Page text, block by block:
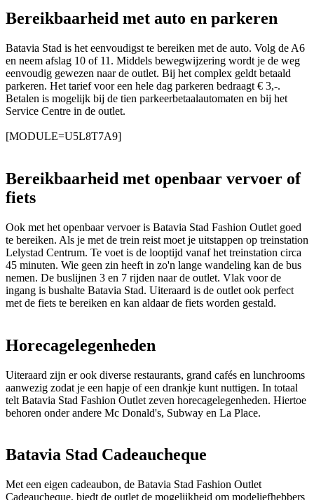
Bereikbaarheid met auto en parkeren
Batavia Stad is het eenvoudigst te bereiken met de auto. Volg de A6
en neem afslag 10 of 11. Middels bewegwijzering wordt je de weg
eenvoudig gewezen naar de outlet. Bij het complex geldt betaald
parkeren. Het tarief voor een hele dag parkeren bedraagt € 3,-.
Betalen is mogelijk bij de tien parkeerbetaalautomaten en bij het
Service Centre in de outlet.
[MODULE=U5L8T7A9]
Bereikbaarheid met openbaar vervoer of
fiets
Ook met het openbaar vervoer is Batavia Stad Fashion Outlet goed
te bereiken. Als je met de trein reist moet je uitstappen op treinstation
Lelystad Centrum. Te voet is de looptijd vanaf het treinstation circa
45 minuten. Wie geen zin heeft in zo'n lange wandeling kan de bus
nemen. De buslijnen 3 en 7 rijden naar de outlet. Vlak voor de
ingang is bushalte Batavia Stad. Uiteraard is de outlet ook perfect
met de fiets te bereiken en kan aldaar de fiets worden gestald.
Horecagelegenheden
Uiteraard zijn er ook diverse restaurants, grand cafés en lunchrooms
aanwezig zodat je een hapje of een drankje kunt nuttigen. In totaal
telt Batavia Stad Fashion Outlet zeven horecagelegenheden. Hiertoe
behoren onder andere Mc Donald's, Subway en La Place.
Batavia Stad Cadeaucheque
Met een eigen cadeaubon, de Batavia Stad Fashion Outlet
Cadeaucheque, biedt de outlet de mogelijkheid om modeliefhebbers